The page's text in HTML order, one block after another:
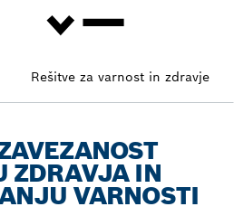
Rešitve za varnost in zdravje
ZDRAVJA IN
VARNOSTI